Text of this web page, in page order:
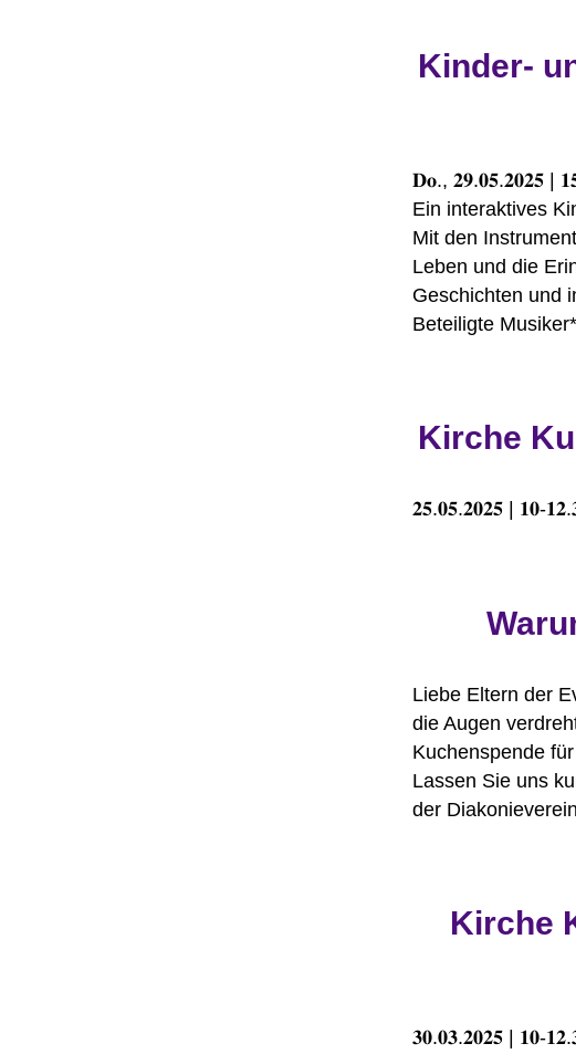
Kinder-
𝐃𝐨., 𝟐𝟗.𝟎𝟓.𝟐𝟎𝟐𝟓 |
Ein interaktives
Mit den
Leben und die
Geschichten und
Beteiligte
Kirche
𝟐𝟓.𝟎𝟓.𝟐𝟎𝟐𝟓 | 𝟏𝟎-
Liebe Eltern der
die Augen
Kuchenspende
Lassen Sie uns
der
Kirche
𝟑𝟎.𝟎𝟑.𝟐𝟎𝟐𝟓 | 𝟏𝟎-